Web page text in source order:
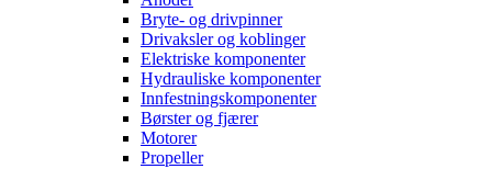
Bryte- og drivpinner
Drivaksler og koblinger
Elektriske komponenter
Hydrauliske komponenter
Innfestningskomponenter
Børster og fjærer
Motorer
Propeller